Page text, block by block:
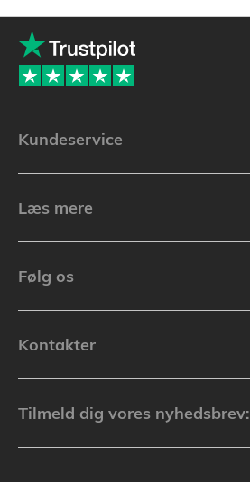
Kundeservice
Læs mere
Følg os
Kontakter
Tilmeld dig vores nyhedsbrev: